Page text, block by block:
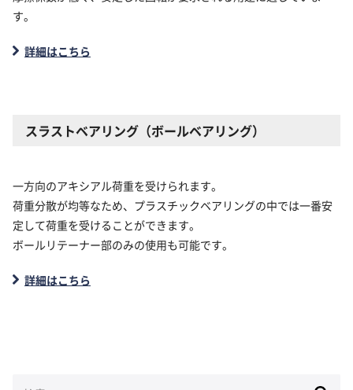
す。
詳細はこちら
スラストベアリング（ボールベアリング）
一方向のアキシアル荷重を受けられます。
荷重分散が均等なため、プラスチックベアリングの中では一番安
定して荷重を受けることができます。
ボールリテーナー部のみの使用も可能です。
詳細はこちら